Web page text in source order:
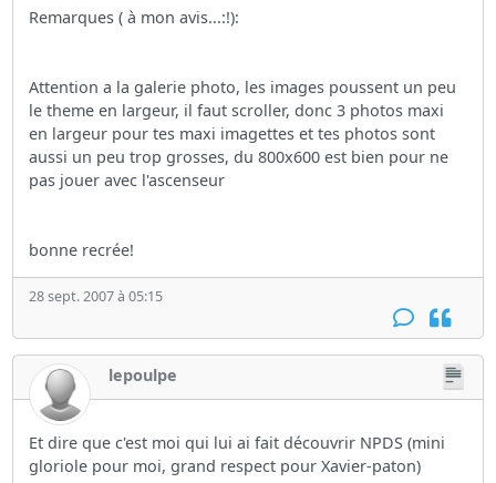
Remarques ( à mon avis...:!):
Attention a la galerie photo, les images poussent un peu
le theme en largeur, il faut scroller, donc 3 photos maxi
en largeur pour tes maxi imagettes et tes photos sont
aussi un peu trop grosses, du 800x600 est bien pour ne
pas jouer avec l'ascenseur
bonne recrée!
28 sept. 2007 à 05:15
lepoulpe
Et dire que c'est moi qui lui ai fait découvrir NPDS (mini
gloriole pour moi, grand respect pour Xavier-paton)